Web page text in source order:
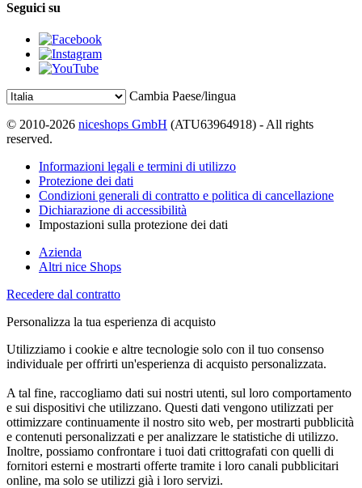
Seguici su
Cambia Paese/lingua
© 2010-2026 niceshops GmbH (ATU63964918) - All rights
reserved.
Informazioni legali e termini di utilizzo
Protezione dei dati
Condizioni generali di contratto e politica di cancellazione
Dichiarazione di accessibilità
Impostazioni sulla protezione dei dati
Azienda
Altri nice Shops
Recedere dal contratto
Personalizza la tua esperienza di acquisto
Utilizziamo i cookie e altre tecnologie solo con il tuo consenso
individuale per offrirti un'esperienza di acquisto personalizzata.
A tal fine, raccogliamo dati sui nostri utenti, sul loro comportamento
e sui dispositivi che utilizzano. Questi dati vengono utilizzati per
ottimizzare continuamente il nostro sito web, per mostrarti pubblicità
e contenuti personalizzati e per analizzare le statistiche di utilizzo.
Inoltre, possiamo confrontare i tuoi dati crittografati con quelli di
fornitori esterni e mostrarti offerte tramite i loro canali pubblicitari
online, ma solo se utilizzi già i loro servizi.